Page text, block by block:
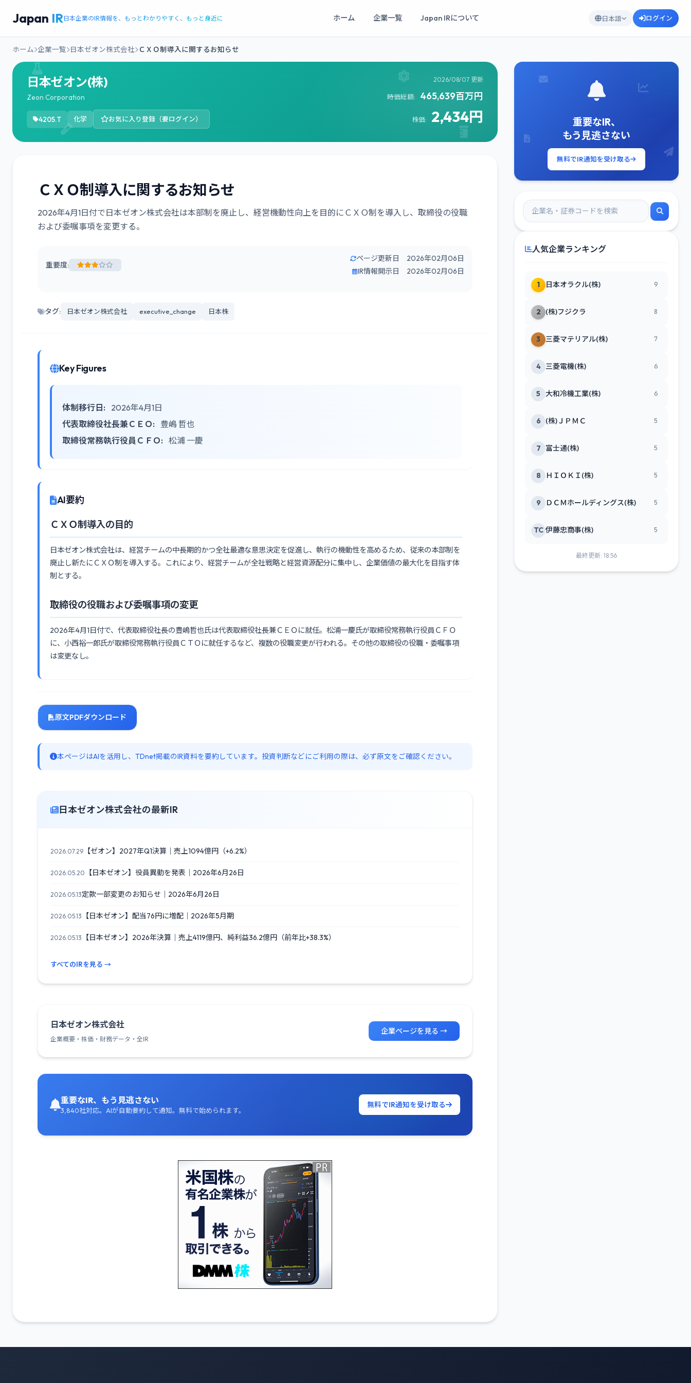
Japan IR日本企業のIR情報を、もっとわかりやすく、もっと身近に ホーム 企業一覧 Japan IRについて 日本語 ログイン
ホーム 企業一覧 日本ゼオン株式会社 ＣＸＯ制導入に関するお知らせ
日本ゼオン(株)
Zeon Corporation
4205.T 化学 お気に入り登録（要ログイン）
2026/08/07 更新
時価総額: 465,639百万円
株価: 2,434円
ＣＸＯ制導入に関するお知らせ
2026年4月1日付で日本ゼオン株式会社は本部制を廃止し、経営機動性向上を目的にＣＸＯ制を導入し、取締役の役職
および委嘱事項を変更する。
重要度:
ページ更新日 2026年02月06日
IR情報開示日 2026年02月06日
タグ: 日本ゼオン株式会社 executive_change 日本株
Key Figures
体制移行日:
2026年4月1日
代表取締役社長兼ＣＥＯ:
豊嶋 哲也
取締役常務執行役員ＣＦＯ: 松浦 一慶
AI要約
ＣＸＯ制導入の目的
日本ゼオン株式会社は、経営チームの中長期的かつ全社最適な意思決定を促進し、執行の機動性を高めるため、従来の本部制を
廃止し新たにＣＸＯ制を導入する。これにより、経営チームが全社戦略と経営資源配分に集中し、企業価値の最大化を目指す体
制とする。
取締役の役職および委嘱事項の変更
2026年4月1日付で、代表取締役社長の豊嶋哲也氏は代表取締役社長兼ＣＥＯに就任。松浦一慶氏が取締役常務執行役員ＣＦＯ
に、小西裕一郎氏が取締役常務執行役員ＣＴＯに就任するなど、複数の役職変更が行われる。その他の取締役の役職・委嘱事項
は変更なし。
原文PDFダウンロード
本ページはAIを活用し、TDnet掲載のIR資料を要約しています。投資判断などにご利用の際は、必ず原文をご確認ください。
日本ゼオン株式会社の最新IR
2026.07.29 【ゼオン】2027年Q1決算｜売上1094億円（+6.2%）
2026.05.20 【日本ゼオン】役員異動を発表｜2026年6月26日
2026.05.13定款一部変更のお知らせ｜2026年6月26日
2026.05.13 【日本ゼオン】配当76円に増配｜2026年5月期
2026.05.13 【日本ゼオン】2026年決算｜売上4119億円、純利益36.2億円（前年比+38.3%）
すべてのIRを見る →
日本ゼオン株式会社
企業概要・株価・財務データ・全IR
企業ページを見る →
重要なIR、もう見逃さない
3,840社対応。AIが自動要約して通知。無料で始められます。
無料でIR通知を受け取る
重要なIR、
もう見逃さない
無料でIR通知を受け取る
人気企業ランキング
1 日本オラクル(株) 9
2 (株)フジクラ 8
3 三菱マテリアル(株) 7
4 三菱電機(株) 6
5 大和冷機工業(株) 6
6 (株)ＪＰＭＣ 5
7 富士通(株) 5
8 ＨＩＯＫＩ(株) 5
9 ＤＣＭホールディングス(株) 5
TC 伊藤忠商事(株) 5
最終更新: 18:56